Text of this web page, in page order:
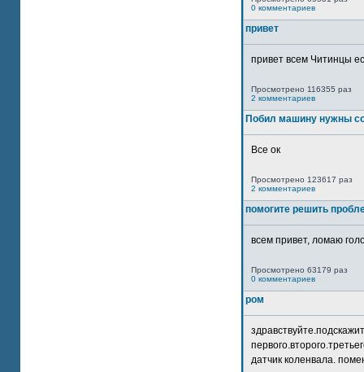
0 комментариев
привет
привет всем Читинцы
Просмотрено 116355 раз
2 комментариев
Побил машину нужны
Все ок
Просмотрено 123617 раз
2 комментариев
помогите решить
всем привет, ломаю
Просмотрено 63179 раз
0 комментариев
ром
датчик коленвала.